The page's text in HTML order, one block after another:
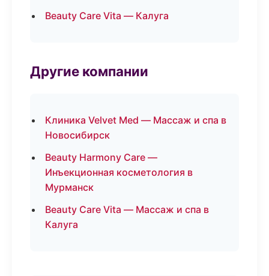
Beauty Care Vita — Калуга
Другие компании
Клиника Velvet Med — Массаж и спа в
Новосибирск
Beauty Harmony Care —
Инъекционная косметология в
Мурманск
Beauty Care Vita — Массаж и спа в
Калуга